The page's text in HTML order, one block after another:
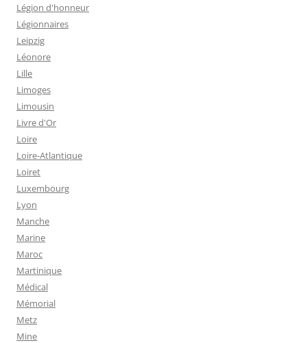
Légion d'honneur
Légionnaires
Leipzig
Léonore
Lille
Limoges
Limousin
Livre d'Or
Loire
Loire-Atlantique
Loiret
Luxembourg
Lyon
Manche
Marine
Maroc
Martinique
Médical
Mémorial
Metz
Mine